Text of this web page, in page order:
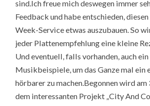
sind.Ich freue mich deswegen immer
Feedback und habe entschieden,
Week-Service etwas auszubauen. So
jeder Plattenempfehlung eine kleine
Und eventuell, falls vorhanden, auch
Musikbeispiele, um das Ganze mal ein
hörbarer zu machen.Begonnen wird
dem interessanten Projekt „City And